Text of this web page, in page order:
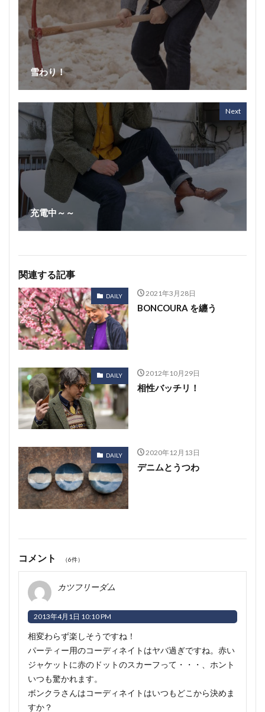
雪わり！
Next
充電中～～
関連する記事
DAILY 2021年3月28日
BONCOURA を纏う
DAILY 2012年10月29日
相性バッチリ！
DAILY 2020年12月13日
デニムとうつわ
コメント （6件）
カツフリーダム
2013年4月1日 10:10 PM
相変わらず楽しそうですね！
パーティー用のコーディネイトはヤバ過ぎですね。赤い
ジャケットに赤のドットのスカーフって・・・、ホント
いつも驚かれます。
ボンクラさんはコーディネイトはいつもどこから決めま
すか？